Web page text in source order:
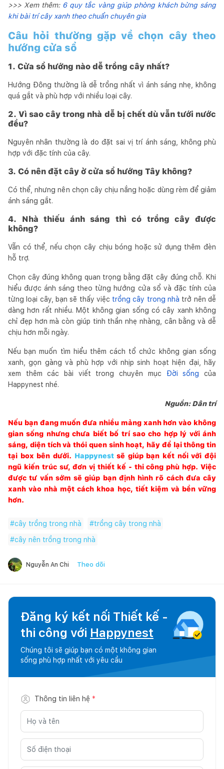
>>> Xem thêm: 6 quy tắc vàng giúp phòng khách bừng sáng
khi bài trí cây xanh theo chuẩn chuyên gia
Câu hỏi thường gặp về chọn cây theo
hướng cửa sổ
1. Cửa sổ hướng nào dễ trồng cây nhất?
Hướng Đông thường là dễ trồng nhất vì ánh sáng nhẹ, không
quá gắt và phù hợp với nhiều loại cây.
2. Vì sao cây trong nhà dễ bị chết dù vẫn tưới nước
đều?
Nguyên nhân thường là do đặt sai vị trí ánh sáng, không phù
hợp với đặc tính của cây.
3. Có nên đặt cây ở cửa sổ hướng Tây không?
Có thể, nhưng nên chọn cây chịu nắng hoặc dùng rèm để giảm
ánh sáng gắt.
4. Nhà thiếu ánh sáng thì có trồng cây được
không?
Vẫn có thể, nếu chọn cây chịu bóng hoặc sử dụng thêm đèn
hỗ trợ.
Chọn cây đúng không quan trọng bằng đặt cây đúng chỗ. Khi
hiểu được ánh sáng theo từng hướng cửa sổ và đặc tính của
từng loại cây, bạn sẽ thấy việc trồng cây trong nhà trở nên dễ
dàng hơn rất nhiều. Một không gian sống có cây xanh không
chỉ đẹp hơn mà còn giúp tinh thần nhẹ nhàng, cân bằng và dễ
chịu hơn mỗi ngày.
Nếu bạn muốn tìm hiểu thêm cách tổ chức không gian sống
xanh, gọn gàng và phù hợp với nhịp sinh hoạt hiện đại, hãy
xem thêm các bài viết trong chuyên mục Đời sống của
Happynest nhé.
Nguồn: Dân trí
Nếu bạn đang muốn đưa nhiều mảng xanh hơn vào không
gian sống nhưng chưa biết bố trí sao cho hợp lý với ánh
sáng, diện tích và thói quen sinh hoạt, hãy để lại thông tin
tại box bên dưới. Happynestsẽ giúp bạn kết nối với đội
ngũ kiến trúc sư, đơn vị thiết kế - thi công phù hợp. Việc
được tư vấn sớm sẽ giúp bạn định hình rõ cách đưa cây
xanh vào nhà một cách khoa học, tiết kiệm và bền vững
hơn.
#cây trồng trong nhà #trồng cây trong nhà
#cây nên trồng trong nhà
Nguyễn An Chi Theo dõi
Đăng ký kết nối Thiết kế -
thi công với Happynest
Chúng tôi sẽ giúp bạn có một không gian
sống phù hợp nhất với yêu cầu
Thông tin liên hệ *